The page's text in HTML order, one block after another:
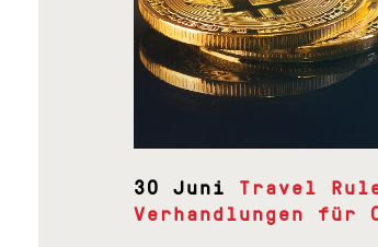
30 Juni
Travel
Verhandlungen